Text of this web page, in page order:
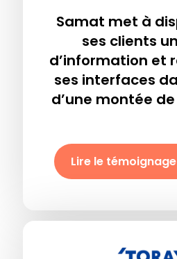
Samat met à
ses clients
d’information et
ses interfaces
d’une montée de
Lire le